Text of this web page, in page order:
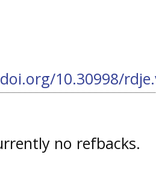
10.30998/
no refbacks.